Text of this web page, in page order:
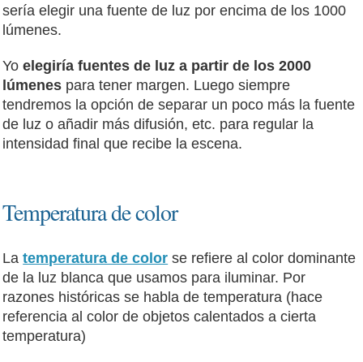
sería elegir una fuente de luz por encima de los 1000
lúmenes.
Yoelegiría fuentes de luz a partir de los 2000
lúmenes para tener margen. Luego siempre
tendremos la opción de separar un poco más la fuente
de luz o añadir más difusión, etc. para regular la
intensidad final que recibe la escena.
Temperatura de color
Latemperatura de color se refiere al color dominante
de la luz blanca que usamos para iluminar. Por
razones históricas se habla de temperatura (hace
referencia al color de objetos calentados a cierta
temperatura)